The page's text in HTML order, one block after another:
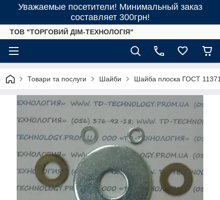
Уважаемые посетители! Минимальный заказ
составляет 300грн!
ТОВ "ТОРГОВИЙ ДІМ-ТЕХНОЛОГІЯ"
Товари та послуги Шайби Шайба плоска ГОСТ